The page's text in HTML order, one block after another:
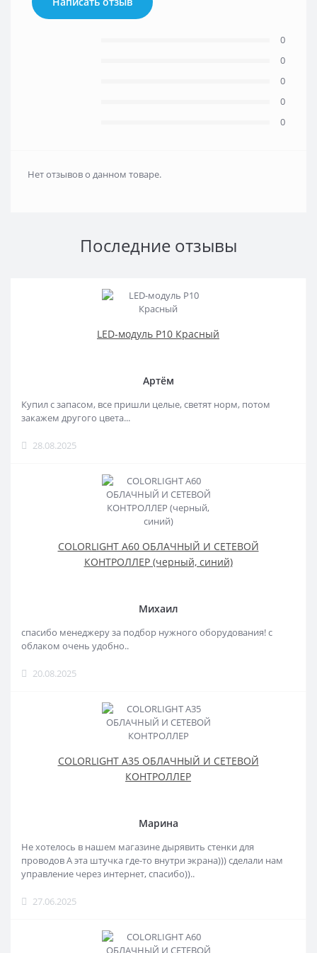
0
0
0
0
0
Нет отзывов о данном товаре.
Последние отзывы
LED-модуль P10 Красный
Артём
Купил с запасом, все пришли целые, светят норм, потом
закажем другого цвета...
28.08.2025
COLORLIGHT A60 ОБЛАЧНЫЙ И СЕТЕВОЙ
КОНТРОЛЛЕР (черный, синий)
Михаил
спасибо менеджеру за подбор нужного оборудования! с
облаком очень удобно..
20.08.2025
COLORLIGHT A35 ОБЛАЧНЫЙ И СЕТЕВОЙ
КОНТРОЛЛЕР
Марина
Не хотелось в нашем магазине дырявить стенки для
проводов А эта штучка где-то внутри экрана))) сделали нам
управление через интернет, спасибо))..
27.06.2025